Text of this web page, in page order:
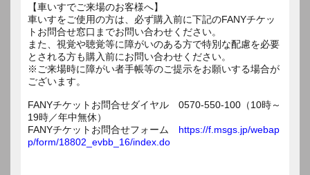
【車いすでご来場のお客様へ】
車いすをご使用の方は、必ず購入前に下記のFANYチケッ
トお問合せ窓口までお問い合わせください。
また、視覚や聴覚等に障がいのある方で特別な配慮を必要
とされる方も購入前にお問い合わせください。
※ご来場時に障がい者手帳等のご提示をお願いする場合が
ございます。
FANYチケットお問合せダイヤル 0570-550-100（10時～
19時／年中無休）
FANYチケットお問合せフォーム https://f.msgs.jp/webap
p/form/18802_evbb_16/index.do